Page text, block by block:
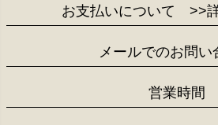
お支払いについて >>
メールでのお問い
営業時間